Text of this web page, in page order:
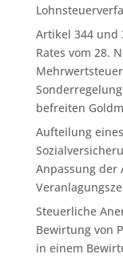
Artikel 344 und
Rates vom 28.
befreiten
Aufteilung
Anpassung der
Steuerliche
Bewirtung von
in einem